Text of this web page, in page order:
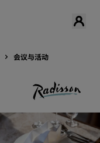
会议与活动